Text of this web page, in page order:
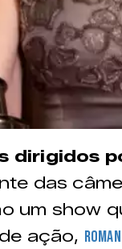
dirigidos
das
um show
ação,